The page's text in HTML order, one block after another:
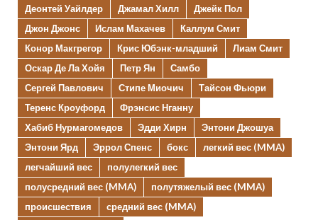
Деонтей Уайлдер
Джамал Хилл
Джейк Пол
Джон Джонс
Ислам Махачев
Каллум Смит
Конор Макгрегор
Крис Юбэнк-младший
Лиам Смит
Оскар Де Ла Хойя
Петр Ян
Самбо
Сергей Павлович
Стипе Миочич
Тайсон Фьюри
Теренс Кроуфорд
Фрэнсис Нганну
Хабиб Нурмагомедов
Эдди Хирн
Энтони Джошуа
Энтони Ярд
Эррол Спенс бокс
легкий вес (MMA)
легчайший вес
полулегкий вес
полусредний вес (MMA)
полутяжелый вес (MMA)
происшествия
средний вес (MMA)